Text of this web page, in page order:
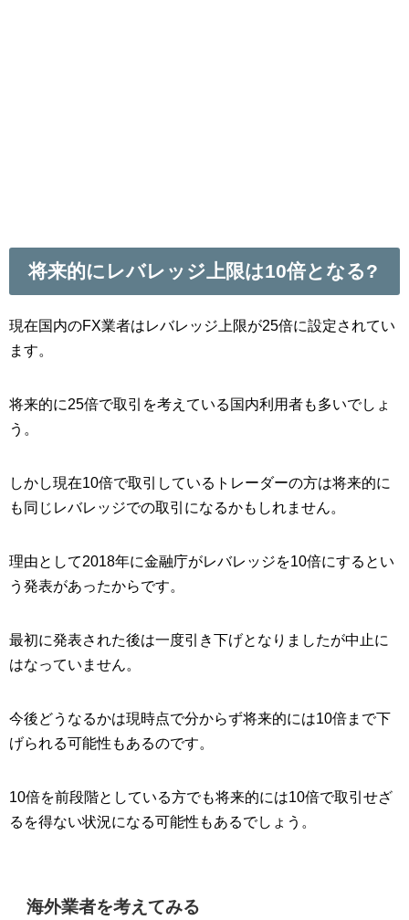
将来的にレバレッジ上限は10倍となる?
現在国内のFX業者はレバレッジ上限が25倍に設定されてい
ます。
将来的に25倍で取引を考えている国内利用者も多いでしょ
う。
しかし現在10倍で取引しているトレーダーの方は将来的に
も同じレバレッジでの取引になるかもしれません。
理由として2018年に金融庁がレバレッジを10倍にするとい
う発表があったからです。
最初に発表された後は一度引き下げとなりましたが中止に
はなっていません。
今後どうなるかは現時点で分からず将来的には10倍まで下
げられる可能性もあるのです。
10倍を前段階としている方でも将来的には10倍で取引せざ
るを得ない状況になる可能性もあるでしょう。
海外業者を考えてみる